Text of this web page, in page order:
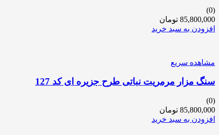
(0)
85,800,000 تومان
افزودن به سبد خرید
مشاهده سریع
سنگ مزار مرمریت نباتی طرح جزیره ای کد 127
(0)
85,800,000 تومان
افزودن به سبد خرید